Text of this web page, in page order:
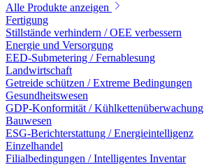
Alle Produkte anzeigen
Fertigung
Stillstände verhindern / OEE verbessern
Energie und Versorgung
EED-Submetering / Fernablesung
Landwirtschaft
Getreide schützen / Extreme Bedingungen
Gesundheitswesen
GDP-Konformität / Kühlkettenüberwachung
Bauwesen
ESG-Berichterstattung / Energieintelligenz
Einzelhandel
Filialbedingungen / Intelligentes Inventar